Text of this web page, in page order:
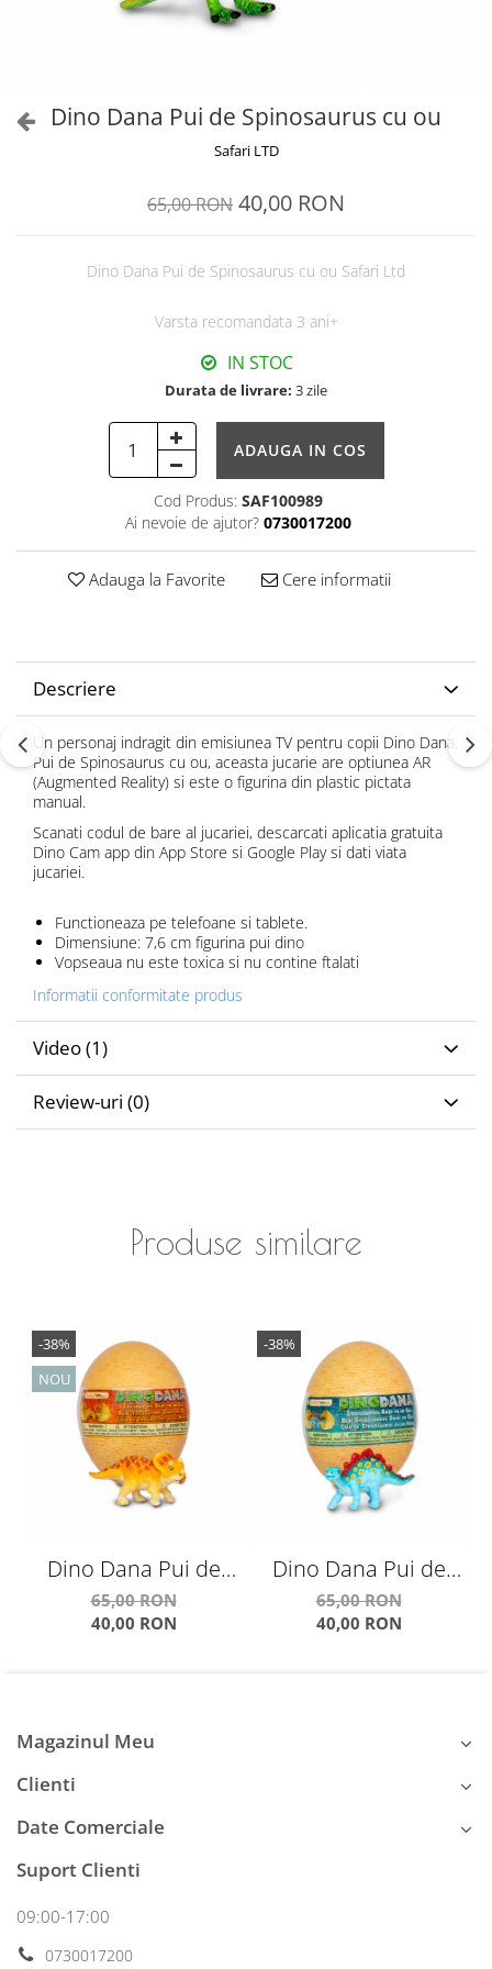
Dino Dana Pui de Spinosaurus cu ou
Safari LTD
65,00 RON 40,00 RON
Dino Dana Pui de Spinosaurus cu ou Safari Ltd
Varsta recomandata 3 ani+
IN STOC
Durata de livrare: 3 zile
ADAUGA IN COS
Cod Produs: SAF100989
Ai nevoie de ajutor? 0730017200
Adauga la Favorite Cere informatii
Descriere
Un personaj indragit din emisiunea TV pentru copii Dino Dana,
Pui de Spinosaurus cu ou, aceasta jucarie are optiunea AR
(Augmented Reality) si este o figurina din plastic pictata
manual.
Scanati codul de bare al jucariei, descarcati aplicatia gratuita
Dino Cam app din App Store si Google Play si dati viata
jucariei.
Functioneaza pe telefoane si tablete.
Dimensiune: 7,6 cm figurina pui dino
Vopseaua nu este toxica si nu contine ftalati
Informatii conformitate produs
Video(1)
Review-uri (0)
Produse similare
-38%
NOU
Dino Dana Pui de
Triceraptos cu ou
65,00 RON
40,00 RON
-38%
Dino Dana Pui de
Stegosaurus cu ou
65,00 RON
40,00 RON
Magazinul Meu
Clienti
Date Comerciale
Suport Clienti
09:00-17:00
0730017200